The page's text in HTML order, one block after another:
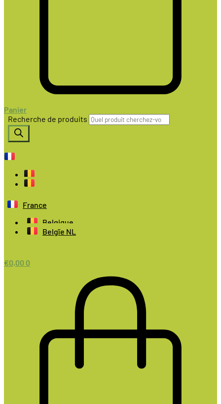
Panier
Recherche de produits
France
Belgique
Belgïe NL
€0,00 0